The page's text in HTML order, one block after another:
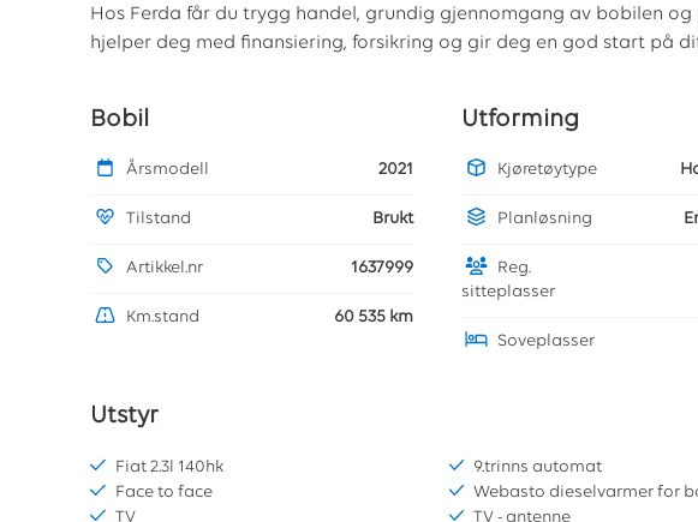
Hos Ferda får du trygg handel, grundig gjennomgang av bobilen
hjelper deg med finansiering, forsikring og gir deg en god start på
Bobil
Årsmodell 2021
Tilstand Brukt
Artikkel.nr 1637999
Km.stand 60 535 km
Utforming
Kjøretøytype
Planløsning
Reg.
sitteplasser
Soveplasser
Utstyr
Fiat 2.3l 140hk 9.trinns automat
Face to face
Webasto dieselvarmer for
TV
TV - antenne